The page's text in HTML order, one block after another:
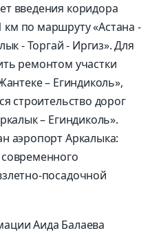
введения коридора
по маршруту «Астана -
- Торгай - Иргиз». Для
ремонтом участки
– Егиндиколь»,
строительство дорог
– Егиндиколь».
аэропорт Аркалыка:
посадочной
Аида Балаева